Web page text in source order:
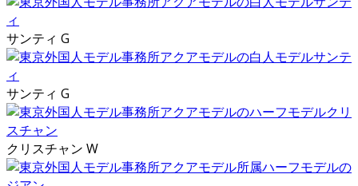
サンティ G
サンティ G
クリスチャン W